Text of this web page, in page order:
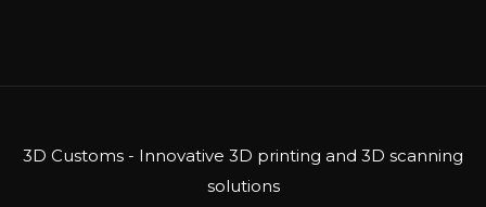
3D Customs - Innovative 3D printing and 3D scanning
solutions